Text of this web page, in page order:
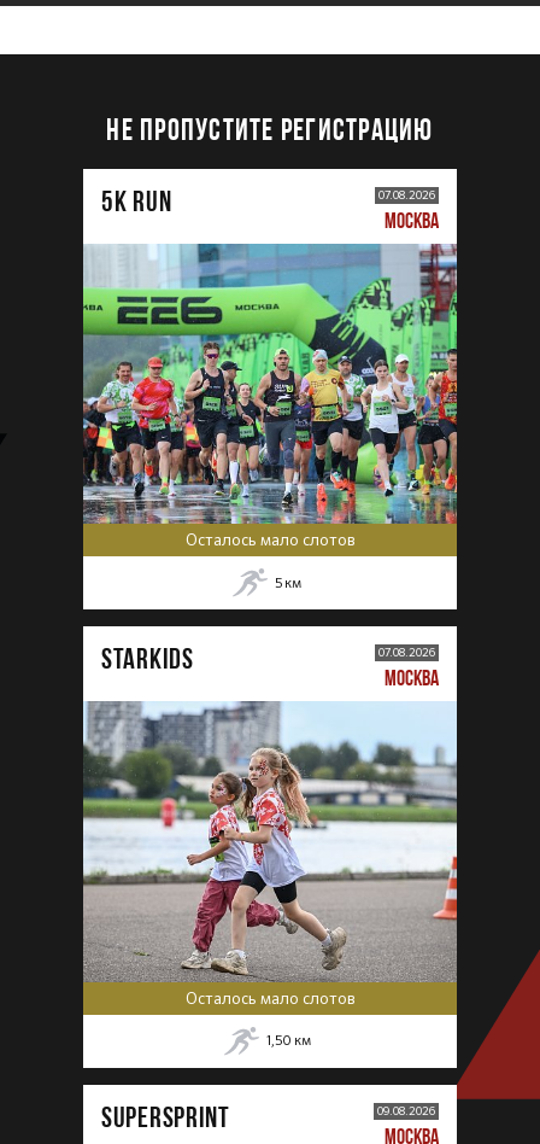
НЕ ПРОПУСТИТЕ РЕГИСТРАЦИЮ
5К RUN 07.08.2026
МОСКВА
Осталось мало слотов
5 км
STARKIDS 07.08.2026
МОСКВА
Осталось мало слотов
1,50 км
SUPERSPRINT 09.08.2026
МОСКВА